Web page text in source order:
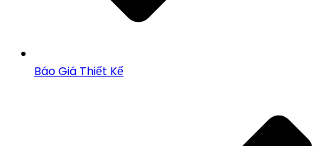
Báo Giá Thiết Kế